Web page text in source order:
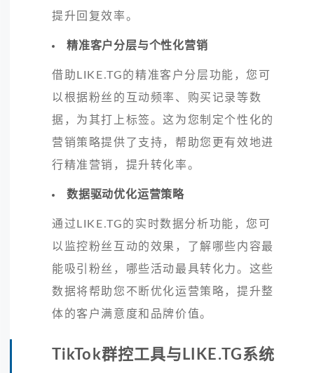
提升回复效率。
精准客户分层与个性化营销
借助LIKE.TG的精准客户分层功能，您可
以根据粉丝的互动频率、购买记录等数
据，为其打上标签。这为您制定个性化的
营销策略提供了支持，帮助您更有效地进
行精准营销，提升转化率。
数据驱动优化运营策略
通过LIKE.TG的实时数据分析功能，您可
以监控粉丝互动的效果，了解哪些内容最
能吸引粉丝，哪些活动最具转化力。这些
数据将帮助您不断优化运营策略，提升整
体的客户满意度和品牌价值。
TikTok群控工具与LIKE.TG系统